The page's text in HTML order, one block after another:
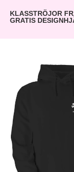
KLASSTRÖJOR
GRATIS